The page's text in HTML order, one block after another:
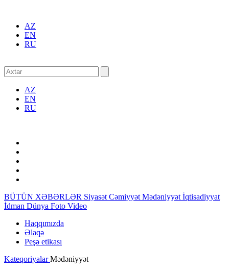
AZ
EN
RU
AZ
EN
RU
BÜTÜN XƏBƏRLƏR Siyasət Cəmiyyət Mədəniyyət İqtisadiyyat
İdman Dünya Foto Video
Haqqımızda
Əlaqə
Peşə etikası
KateqoriyalarMədəniyyət